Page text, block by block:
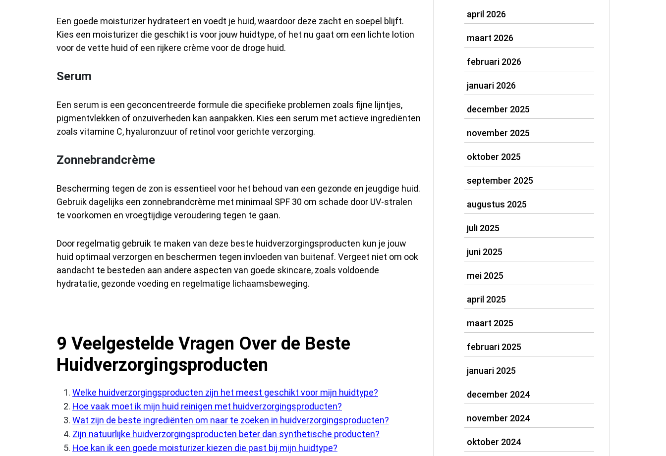
Een goede moisturizer hydrateert en voedt je huid, waardoor deze zacht en soepel blijft.
Kies een moisturizer die geschikt is voor jouw huidtype, of het nu gaat om een lichte lotion
voor de vette huid of een rijkere crème voor de droge huid.
Serum
Een serum is een geconcentreerde formule die specifieke problemen zoals fijne lijntjes,
pigmentvlekken of onzuiverheden kan aanpakken. Kies een serum met actieve ingrediënten
zoals vitamine C, hyaluronzuur of retinol voor gerichte verzorging.
Zonnebrandcrème
Bescherming tegen de zon is essentieel voor het behoud van een gezonde en jeugdige huid.
Gebruik dagelijks een zonnebrandcrème met minimaal SPF 30 om schade door UV-stralen
te voorkomen en vroegtijdige veroudering tegen te gaan.
Door regelmatig gebruik te maken van deze beste huidverzorgingsproducten kun je jouw
huid optimaal verzorgen en beschermen tegen invloeden van buitenaf. Vergeet niet om ook
aandacht te besteden aan andere aspecten van goede skincare, zoals voldoende
hydratatie, gezonde voeding en regelmatige lichaamsbeweging.
9 Veelgestelde Vragen Over de Beste
Huidverzorgingsproducten
Welke huidverzorgingsproducten zijn het meest geschikt voor mijn huidtype?
Hoe vaak moet ik mijn huid reinigen met huidverzorgingsproducten?
Wat zijn de beste ingrediënten om naar te zoeken in huidverzorgingsproducten?
Zijn natuurlijke huidverzorgingsproducten beter dan synthetische producten?
Hoe kan ik een goede moisturizer kiezen die past bij mijn huidtype?
april 2026
maart 2026
februari 2026
januari 2026
december 2025
november 2025
oktober 2025
september 2025
augustus 2025
juli 2025
juni 2025
mei 2025
april 2025
maart 2025
februari 2025
januari 2025
december 2024
november 2024
oktober 2024